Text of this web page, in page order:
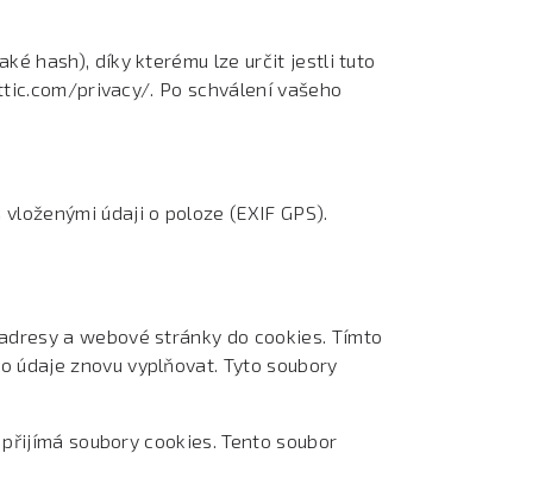
hash), díky kterému lze určit jestli tuto
privacy/. Po schválení vašeho
údaji o poloze (EXIF GPS).
a webové stránky do cookies. Tímto
údaje znovu vyplňovat. Tyto soubory
soubory cookies. Tento soubor